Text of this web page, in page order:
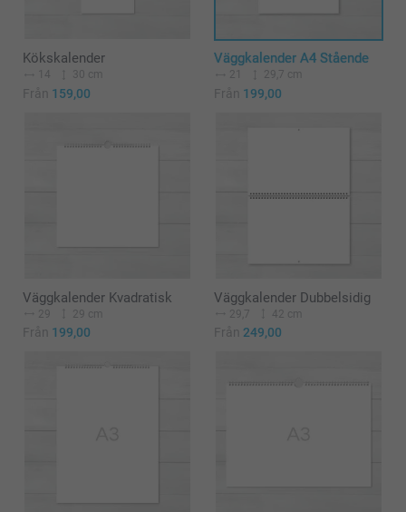
Kökskalender
14 30 cm
Från 159,00
Väggkalender A4 Stående
21 29,7 cm
Från 199,00
Väggkalender Kvadratisk
29 29 cm
Från 199,00
Väggkalender Dubbelsidig
29,7 42 cm
Från 249,00